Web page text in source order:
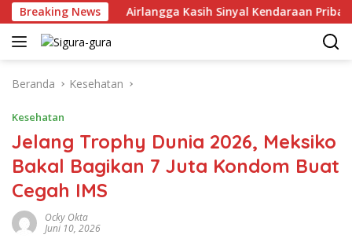
Langsung
ke
konten
Breaking News
2026 Airlangga Kasih Sinyal Kendaraan Pribadi
Beranda Kesehatan
Kesehatan
Jelang Trophy Dunia 2026, Meksiko
Bakal Bagikan 7 Juta Kondom Buat
Cegah IMS
Ocky Okta
Juni 10, 2026